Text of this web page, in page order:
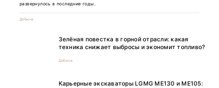
развернулось в последние годы.
Добыча
Зелёная повестка в горной отрасли: какая
техника снижает выбросы и экономит топливо?
Добыча
Карьерные экскаваторы LGMG ME130 и ME105: